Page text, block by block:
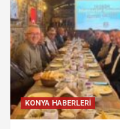
KONYA HABERLERİ